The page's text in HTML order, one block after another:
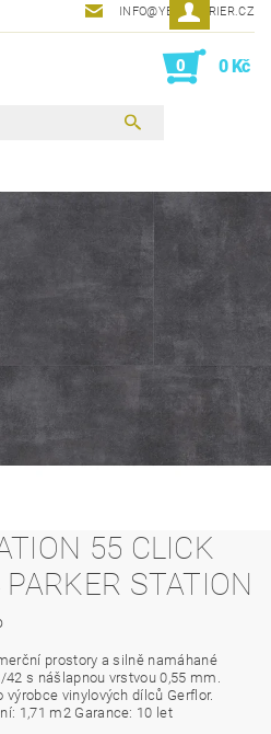
INFO@YESINTERIER.CZ
0 0 Kč
55 CLICK
STATION
prostory a silně namáhané
s nášlapnou vrstvou 0,55 mm.
vinylových dílců Gerflor.
1,71 m2 Garance: 10 let